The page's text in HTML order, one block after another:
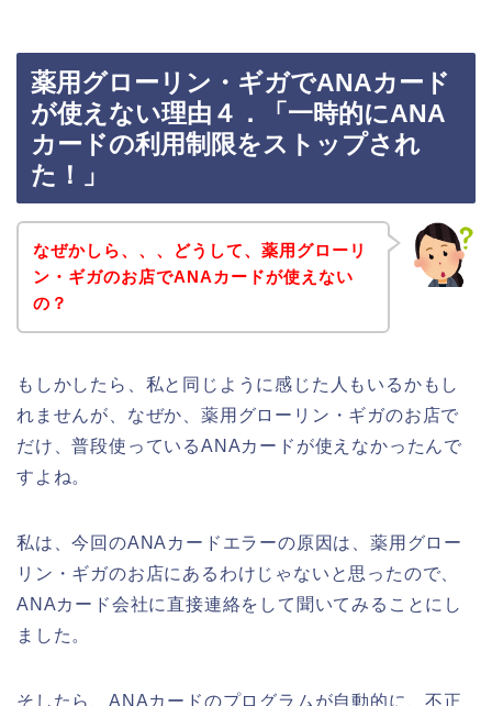
薬用グローリン・ギガでANAカード
が使えない理由４．「一時的にANA
カードの利用制限をストップされ
た！」
なぜかしら、、、どうして、薬用グローリ
ン・ギガのお店でANAカードが使えない
の？
もしかしたら、私と同じように感じた人もいるかもし
れませんが、なぜか、薬用グローリン・ギガのお店で
だけ、普段使っているANAカードが使えなかったんで
すよね。
私は、今回のANAカードエラーの原因は、薬用グロー
リン・ギガのお店にあるわけじゃないと思ったので、
ANAカード会社に直接連絡をして聞いてみることにし
ました。
そしたら、ANAカードのプログラムが自動的に、不正